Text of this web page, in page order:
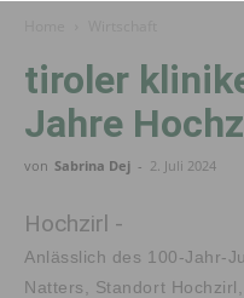
tiroler
Jahre
von Sabrina Dej - 2. Juli 2024
Hochzirl -
Anlässlich des 100-Jahr-
Natters, Standort